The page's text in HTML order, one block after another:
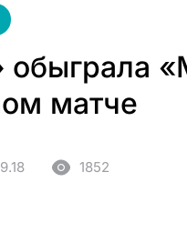
обыграла
матче
1852